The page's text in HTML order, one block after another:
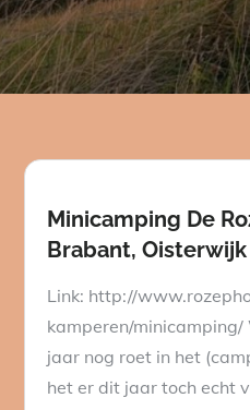
Minicamping De
Brabant, Oisterwijk
Link: http://
kamperen/
jaar nog roet in het
het er dit jaar toch echt